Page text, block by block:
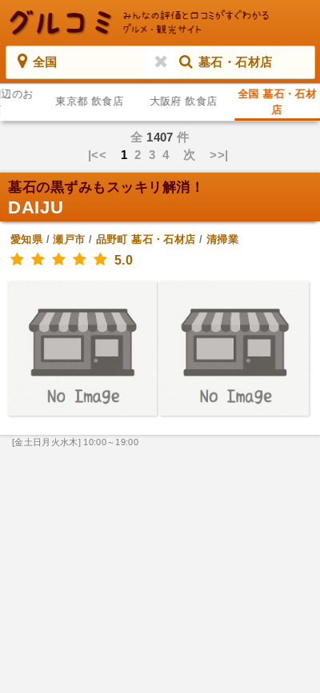
全国 墓石・石材店
のお
東京都 飲食店 大阪府 飲食店
全国 墓石・石材
店
全 1407 件
|<< 12 3 4 次 >>|
墓石の黒ずみもスッキリ解消！
DAIJU
愛知県/瀬戸市 / 品野町 墓石・石材店 / 清掃業
5.0
[金土日月火水木] 10:00～19:00